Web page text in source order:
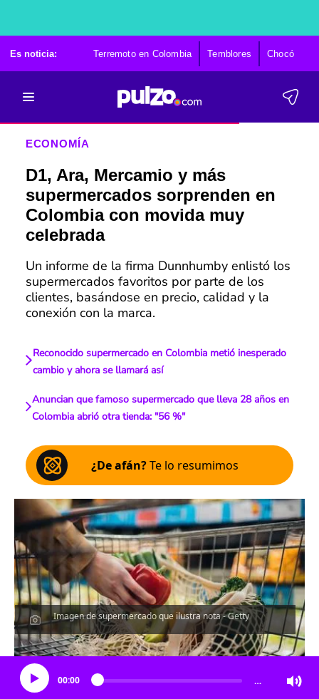
Es noticia: Terremoto en Colombia Temblores Chocó
ECONOMÍA
D1, Ara, Mercamio y más
supermercados sorprenden en
Colombia con movida muy
celebrada
Un informe de la firma Dunnhumby enlistó los
supermercados favoritos por parte de los
clientes, basándose en precio, calidad y la
conexión con la marca.
Reconocido supermercado en Colombia metió inesperado
cambio y ahora se llamará así
Anuncian que famoso supermercado que lleva 28 años en
Colombia abrió otra tienda: "56 %"
¿De afán?Te lo resumimos
Imagen de supermercado que ilustra nota - Getty
Escucha el artículo
00:00 …